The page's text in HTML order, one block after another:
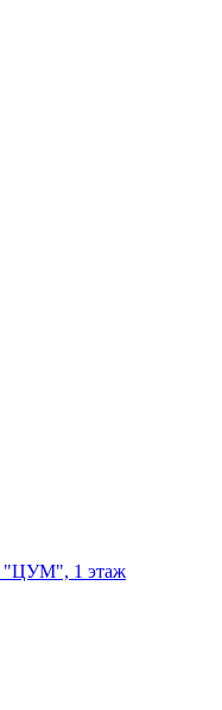
"ЦУМ", 1 этаж